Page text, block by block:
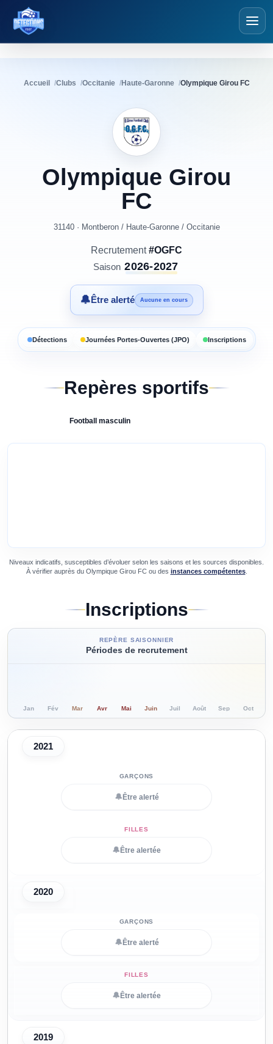
Détections Foot
Accueil Clubs Occitanie Haute-Garonne Olympique Girou FC
Olympique Girou
FC
31140 · Montberon/ Haute-Garonne/ Occitanie
Recrutement#OGFC
Saison 2026-2027
🔔Être alerté Aucune en cours
Détections Journées Portes-Ouvertes (JPO) Inscriptions
Repères sportifs
Football masculin
Niveaux indicatifs, susceptibles d’évoluer selon les saisons et les sources disponibles.
À vérifier auprès du Olympique Girou FCou des instances compétentes.
Inscriptions
REPÈRE SAISONNIER
Périodes de recrutement
Jan Fév Mar Avr Mai Juin Juil Août Sep Oct
2021
🔔 Être alerté
🔔 Être alertée
2020
🔔 Être alerté
🔔 Être alertée
2019